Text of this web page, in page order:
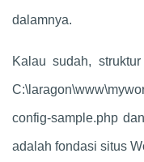
dalamnya.
Kalau sudah,
config-sample.php
adalah fondasi situs